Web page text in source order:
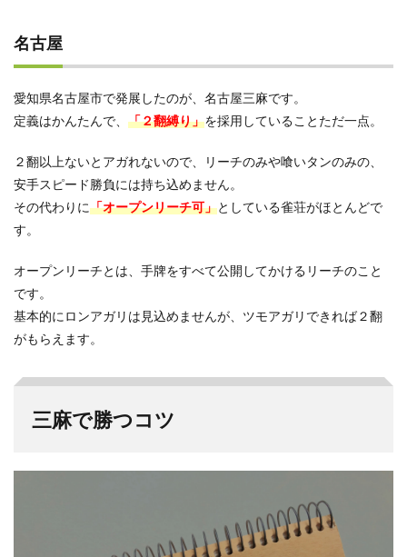
名古屋
愛知県名古屋市で発展したのが、名古屋三麻です。
定義はかんたんで、 「２翻縛り」を採用していることただ一点。
２翻以上ないとアガれないので、リーチのみや喰いタンのみの、
安手スピード勝負には持ち込めません。
その代わりに「オープンリーチ可」としている雀荘がほとんどで
す。
オープンリーチとは、手牌をすべて公開してかけるリーチのこと
です。
基本的にロンアガリは見込めませんが、ツモアガリできれば２翻
がもらえます。
三麻で勝つコツ